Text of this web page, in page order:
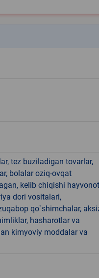
tez buziladigan tovarlar,
bolalar oziq-ovqat
kelib chiqishi
dori vositalari,
qo`shimchalar,
hasharotlar va
kimyoviy moddalar va